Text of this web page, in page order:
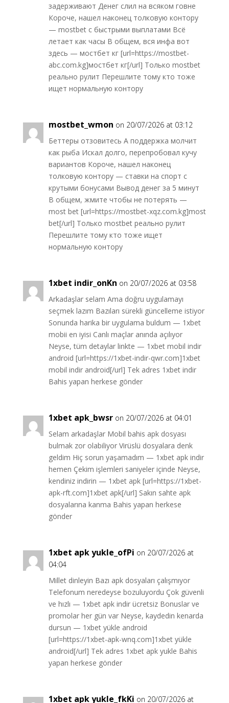
задерживают Денег слил на всяком говне
Короче, нашел наконец толковую контору
— mostbet с быстрыми выплатами Всё
летает как часы В общем, вся инфа вот
здесь — мостбет кг [url=https://mostbet-
abc.com.kg]мостбет кг[/url] Только mostbet
реально рулит Перешлите тому кто тоже
ищет нормальную контору
mostbet_wmon on 20/07/2026 at 03:12
Беттеры отзовитесь А поддержка молчит
как рыба Искал долго, перепробовал кучу
вариантов Короче, нашел наконец
толковую контору — ставки на спорт с
крутыми бонусами Вывод денег за 5 минут
В общем, жмите чтобы не потерять —
most bet [url=https://mostbet-xqz.com.kg]most
bet[/url] Только mostbet реально рулит
Перешлите тому кто тоже ищет
нормальную контору
1xbet indir_onKn on 20/07/2026 at 03:58
Arkadaşlar selam Ama doğru uygulamayı
seçmek lazım Bazıları sürekli güncelleme istiyor
Sonunda harika bir uygulama buldum — 1xbet
mobii en iyisi Canlı maçlar anında açılıyor
Neyse, tüm detaylar linkte — 1xbet mobil indir
android [url=https://1xbet-indir-qwr.com]1xbet
mobil indir android[/url] Tek adres 1xbet indir
Bahis yapan herkese gönder
1xbet apk_bwsr on 20/07/2026 at 04:01
Selam arkadaşlar Mobil bahis apk dosyası
bulmak zor olabiliyor Virüslü dosyalara denk
geldim Hiç sorun yaşamadım — 1xbet apk indir
hemen Çekim işlemleri saniyeler içinde Neyse,
kendiniz indirin — 1xbet apk [url=https://1xbet-
apk-rft.com]1xbet apk[/url] Sakın sahte apk
dosyalarına kanma Bahis yapan herkese
gönder
1xbet apk yukle_ofPi on 20/07/2026 at
04:04
Millet dinleyin Bazı apk dosyaları çalışmıyor
Telefonum neredeyse bozuluyordu Çok güvenli
ve hızlı — 1xbet apk indir ücretsiz Bonuslar ve
promolar her gün var Neyse, kaydedin kenarda
dursun — 1xbet yükle android
[url=https://1xbet-apk-wnq.com]1xbet yükle
android[/url] Tek adres 1xbet apk yukle Bahis
yapan herkese gönder
1xbet apk yukle_fkKi on 20/07/2026 at